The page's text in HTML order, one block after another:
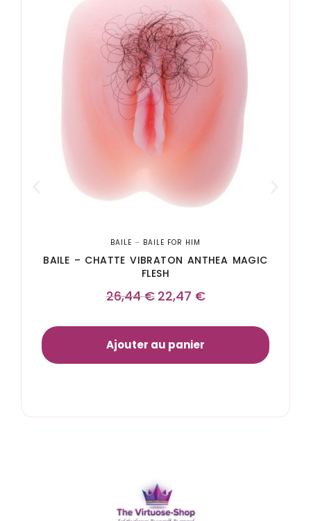
BAILE – BAILE FOR HIM
BAILE – CHATTE VIBRATON ANTHEA MAGIC
FLESH
26,44€ 22,47 €
Ajouter au panier